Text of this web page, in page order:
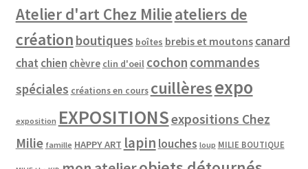
Atelier d'art Chez Milieateliers de
création boutiques boîtes brebis et moutons canard
chat chien chèvre clin d'oeil cochon commandes
spéciales créations en cours cuillèresexpo
exposition EXPOSITIONSexpositions Chez
Milie famille HAPPY ART lapin louches loup MILIE BOUTIQUE